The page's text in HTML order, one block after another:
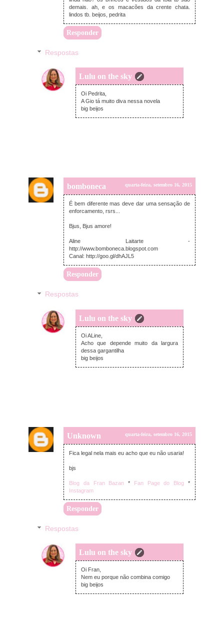
demais. ah, e os macacões da crente chata.
lindos tb. beijos, pedrita
Responder
Respostas
Lulu on the sky
quarta-feira, setembro 16, 2015
Oi Pedrita,
A Gio tá muito diva nessa novela
big beijos
bomboneca quarta-feira, setembro 16, 2015
É bem diferente mas deve dar uma sensação de
enforcamento, rsrs...
Bjus, Bjus amore!
Aline Laitarte -
http://www.bomboneca.blogspot.com
Canal: http://goo.gl/dhAJL5
Responder
Respostas
Lulu on the sky
quarta-feira, setembro 16, 2015
Oi ALine,
Acho que depende muito da largura
dessa gargantilha
big beijos
Unknown quarta-feira, setembro 16, 2015
Fica legal nela mais eu acho que eu não usaria!
bjs
Blog da Fran Bazan * Fan Page do Blog*
Instagram
Responder
Respostas
Lulu on the sky
quarta-feira, setembro 16, 2015
Oi Fran,
Nem eu porque não combina comigo
big beijos